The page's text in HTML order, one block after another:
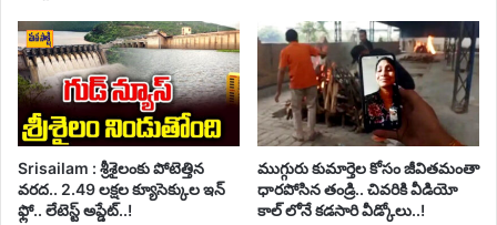
Srisailam : శ్రీశైలంకు పోటెత్తిన
వరద.. 2.49 లక్షల క్యూసెక్కుల ఇన్
ఫ్లో.. లేటెస్ట్ అప్డేట్..!
ముగ్గురు కుమార్తెల కోసం జీవితమంతా
ధారపోసిన తండ్రి.. చివరికి వీడియో
కాల్ లోనే కడసారి వీడ్కోలు..!